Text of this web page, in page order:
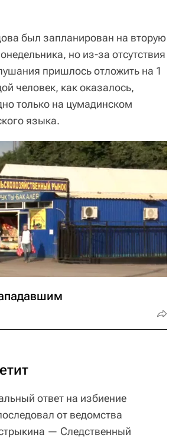
был запланирован на вторую
но из-за отсутствия
пришлось отложить на 1
человек, как оказалось,
только на цумадинском
языка.
ответ на избиение
от ведомства
— Следственный